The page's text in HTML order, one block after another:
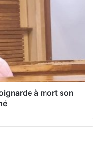
à mort son